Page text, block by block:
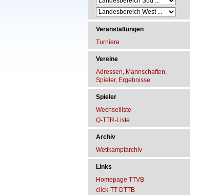
Veranstaltungen
Turniere
Vereine
Adressen, Mannschaften,
Spieler, Ergebnisse
Spieler
Wechselliste
Q-TTR-Liste
Archiv
Wettkampfarchiv
Links
Homepage TTVB
click-TT DTTB